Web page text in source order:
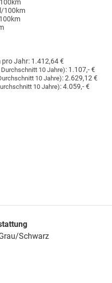
100km
pro Jahr: 1.412,64 €
10 Jahre): 1.107,- €
10 Jahre):2.629,12 €
10 Jahre):4.059,- €
Schwarz